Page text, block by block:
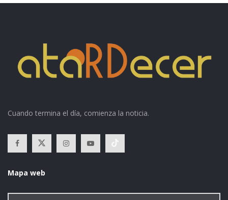
Cuando termina el día, comienza la noticia.
Mapa web